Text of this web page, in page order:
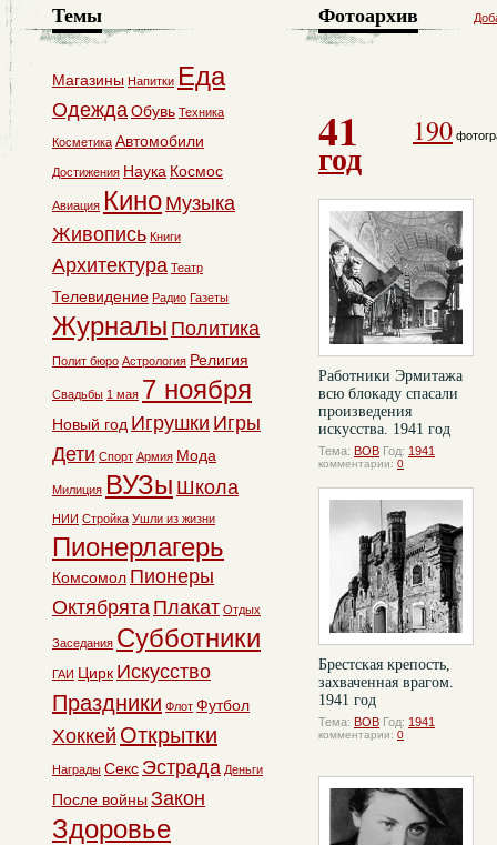
Фотоархив
41
год
190
Работники Эрмитажа
всю блокаду спасали
произведения
искусства. 1941 год
Тема: ВОВ Год: 1941
комментарии: 0
Брестская крепость,
захваченная врагом.
1941 год
Тема: ВОВ Год: 1941
комментарии: 0
Темы
Магазины Напитки Еда
ОдеждаОбувь Техника
Косметика Автомобили
Достижения Наука Космос
Авиация Кино Музыка
Живопись Книги
Архитектура Театр
Телевидение Радио Газеты
Журналы Политика
Полит бюро Астрология Религия
Свадьбы 1 мая 7 ноября
Новый год Игрушки Игры
Дети Спорт Армия Мода
Милиция ВУЗы Школа
НИИ Стройка Ушли из жизни
Пионерлагерь
Комсомол Пионеры
Октябрята Плакат Отдых
Заседания Субботники
ГАИ Цирк Искусство
Праздники Флот Футбол
Хоккей Открытки
Награды Секс Эстрада Деньги
После войны Закон
Здоровье